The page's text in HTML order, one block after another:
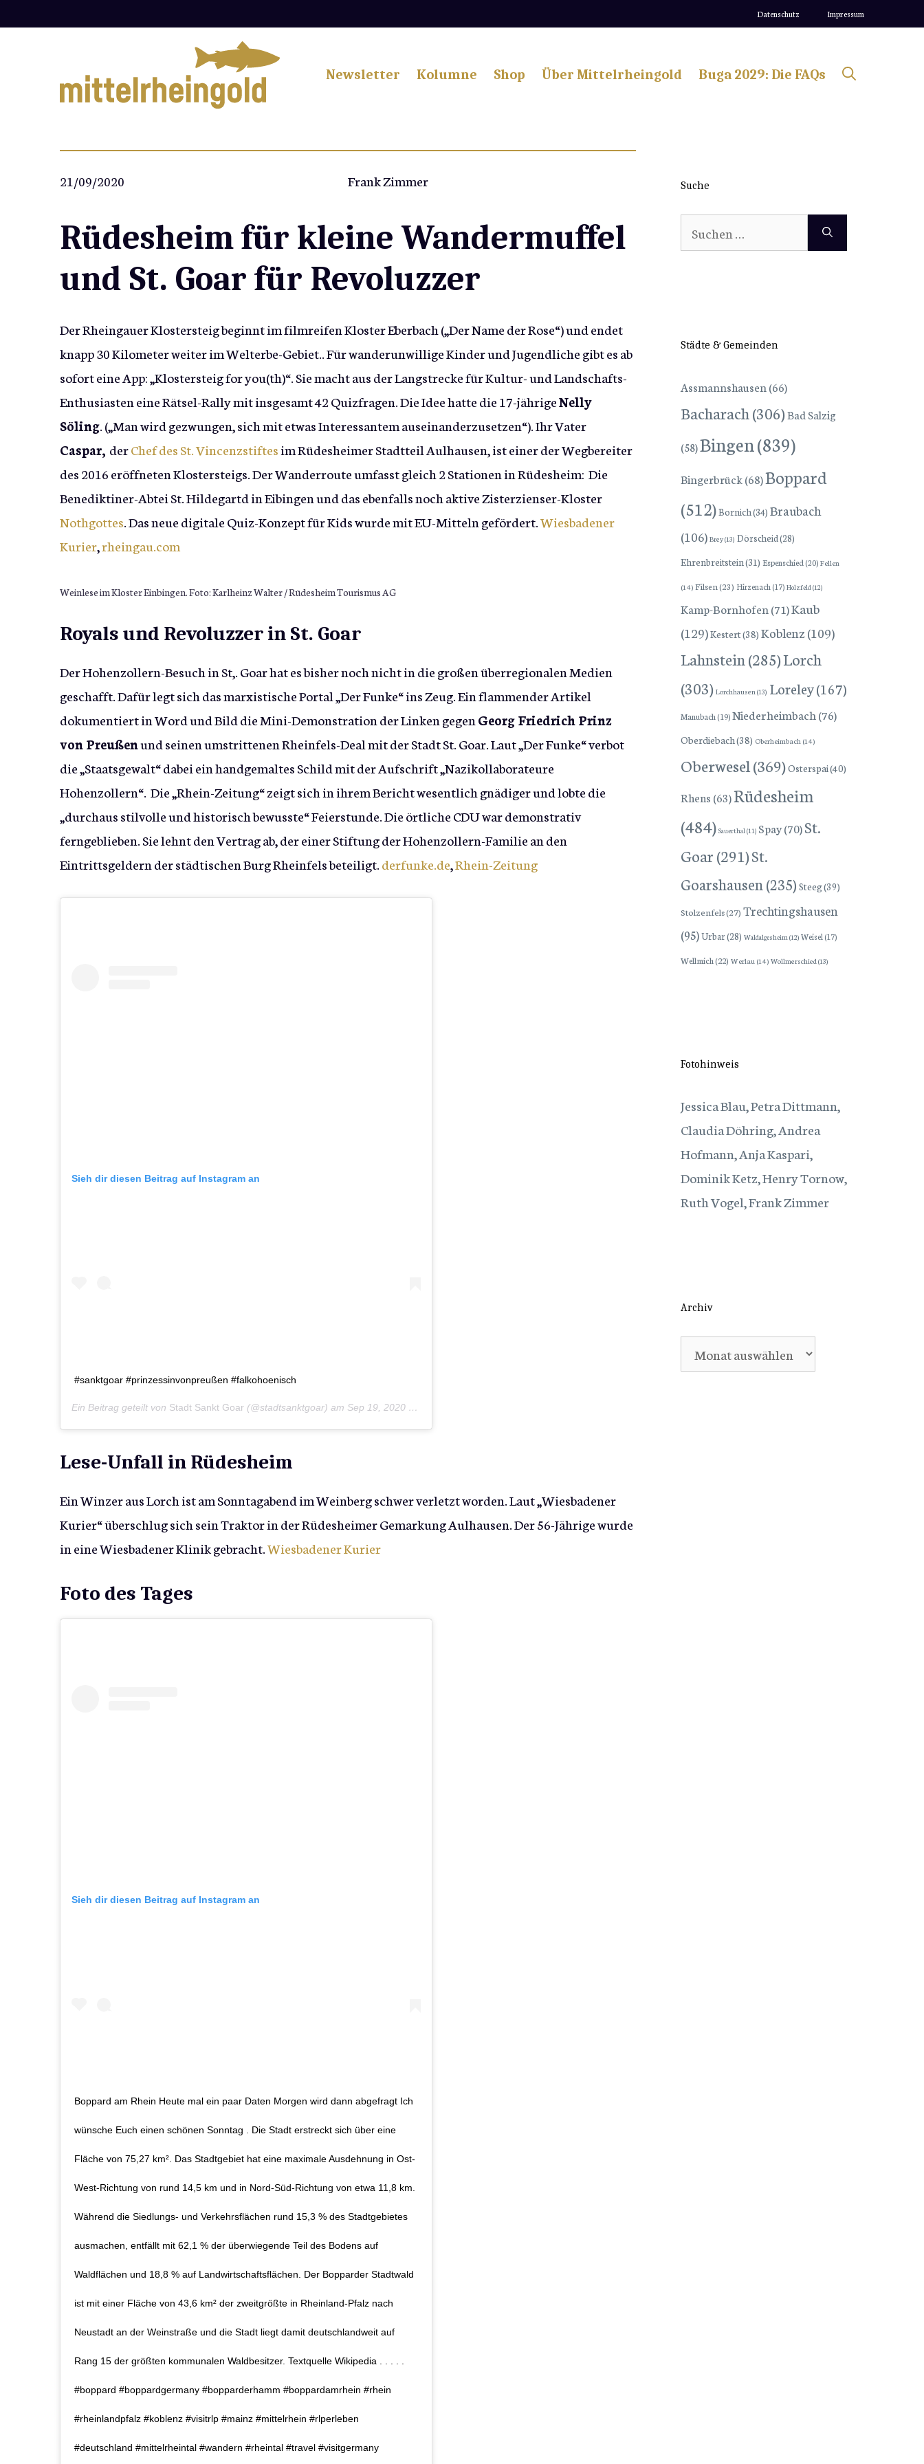
Datenschutz Impressum
Newsletter Kolumne Shop Über Mittelrheingold Buga 2029: Die FAQs
21/09/2020 Frank Zimmer
Rüdesheim für kleine Wandermuffel
und St. Goar für Revoluzzer
Der Rheingauer Klostersteig beginnt im filmreifen Kloster Eberbach („Der Name der Rose“) und endet
knapp 30 Kilometer weiter im Welterbe-Gebiet.. Für wanderunwillige Kinder und Jugendliche gibt es ab
sofort eine App: „Klostersteig for you(th)“. Sie macht aus der Langstrecke für Kultur- und Landschafts-
Enthusiasten eine Rätsel-Rally mit insgesamt 42 Quizfragen. Die Idee hatte die 17-jährigeNelly
Söling. („Man wird gezwungen, sich mit etwas Interessantem auseinanderzusetzen“). Ihr Vater
Caspar, derChef des St. Vincenzstiftesim Rüdesheimer Stadtteil Aulhausen, ist einer der Wegbereiter
des 2016 eröffneten Klostersteigs. Der Wanderroute umfasst gleich 2 Stationen in Rüdesheim: Die
Benediktiner-Abtei St. Hildegartd in Eibingen und das ebenfalls noch aktive Zisterzienser-Kloster
Nothgottes. Das neue digitale Quiz-Konzept für Kids wurde mit EU-Mitteln gefördert.Wiesbadener
Kurier,rheingau.com
Weinlese im Kloster Einbingen. Foto: Karlheinz Walter / Rüdesheim Tourismus AG
Royals und Revoluzzer in St. Goar
Der Hohenzollern-Besuch in St,. Goar hat es bisher noch nicht in die großen überregionalen Medien
geschafft. Dafür legt sich das marxistische Portal „Der Funke“ ins Zeug. Ein flammender Artikel
dokumentiert in Word und Bild die Mini-Demonstration der Linken gegen Georg Friedrich Prinz
von Preußenund seinen umstrittenen Rheinfels-Deal mit der Stadt St. Goar. Laut „Der Funke“ verbot
die „Staatsgewalt“ dabei ein handgemaltes Schild mit der Aufschrift „Nazikollaborateure
Hohenzollern“. Die „Rhein-Zeitung“ zeigt sich in ihrem Bericht wesentlich gnädiger und lobte die
„durchaus stilvolle und historisch bewusste“ Feierstunde. Die örtliche CDU war demonstrativ
ferngeblieben. Sie lehnt den Vertrag ab, der einer Stiftung der Hohenzollern-Familie an den
Eintrittsgeldern der städtischen Burg Rheinfels beteiligt.derfunke.de,Rhein-Zeitung
Sieh dir diesen Beitrag auf Instagram an
#sanktgoar #prinzessinvonpreußen #falkohoenisch
Ein Beitrag geteilt von Stadt Sankt Goar (@stadtsanktgoar) am Sep 19, 2020 um 3:18 PDT
Lese-Unfall in Rüdesheim
Ein Winzer aus Lorch ist am Sonntagabend im Weinberg schwer verletzt worden. Laut „Wiesbadener
Kurier“ überschlug sich sein Traktor in der Rüdesheimer Gemarkung Aulhausen. Der 56-Jährige wurde
in eine Wiesbadener Klinik gebracht.Wiesbadener Kurier
Foto des Tages
Sieh dir diesen Beitrag auf Instagram an
Boppard am Rhein Heute mal ein paar Daten Morgen wird dann abgefragt Ich
wünsche Euch einen schönen Sonntag . Die Stadt erstreckt sich über eine
Fläche von 75,27 km². Das Stadtgebiet hat eine maximale Ausdehnung in Ost-
West-Richtung von rund 14,5 km und in Nord-Süd-Richtung von etwa 11,8 km.
Während die Siedlungs- und Verkehrsflächen rund 15,3 % des Stadtgebietes
ausmachen, entfällt mit 62,1 % der überwiegende Teil des Bodens auf
Waldflächen und 18,8 % auf Landwirtschaftsflächen. Der Bopparder Stadtwald
ist mit einer Fläche von 43,6 km² der zweitgrößte in Rheinland-Pfalz nach
Neustadt an der Weinstraße und die Stadt liegt damit deutschlandweit auf
Rang 15 der größten kommunalen Waldbesitzer. Textquelle Wikipedia . . . . .
#boppard #boppardgermany #bopparderhamm #boppardamrhein #rhein
#rheinlandpfalz #koblenz #visitrlp #mainz #mittelrhein #rlperleben
#deutschland #mittelrheintal #wandern #rheintal #travel #visitgermany
Suche
Suchen
nach:
Städte & Gemeinden
Assmannshausen (66)
Bacharach(306)Bad Salzig
(58)Bingen(839)
Bingerbrück(68)Boppard
(512)Bornich(34) Braubach
(106) Brey(13) Dörscheid(28)
Ehrenbreitstein(31) Espenschied (20) Fellen
(14) Filsen(23) Hirzenach (17) Holzfeld(12)
Kamp-Bornhofen (71)Kaub
(129)Kestert(38) Koblenz(109)
Lahnstein(285)Lorch
(303) Lorchhausen (13) Loreley(167)
Manubach (19) Niederheimbach (76)
Oberdiebach(38) Oberheimbach (14)
Oberwesel(369)Osterspai(40)
Rhens (63)Rüdesheim
(484) Sauerthal(11) Spay(70)St.
Goar(291)St.
Goarshausen (235) Steeg(39)
Stolzenfels(27) Trechtingshausen
(95)Urbar(28) Waldalgesheim(12) Weisel (17)
Wellmich (22) Werlau (14) Wollmerschied (13)
Fotohinweis
Jessica Blau, Petra Dittmann,
Claudia Döhring, Andrea
Hofmann, Anja Kaspari,
Dominik Ketz, Henry Tornow,
Ruth Vogel, Frank Zimmer
Archiv
Archiv